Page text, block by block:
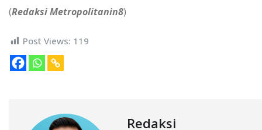
(Redaksi Metropolitanin8)
Post Views: 119
Redaksi